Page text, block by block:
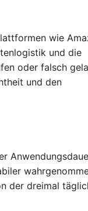
wie
und die
oder falsch
und den
der dreimal